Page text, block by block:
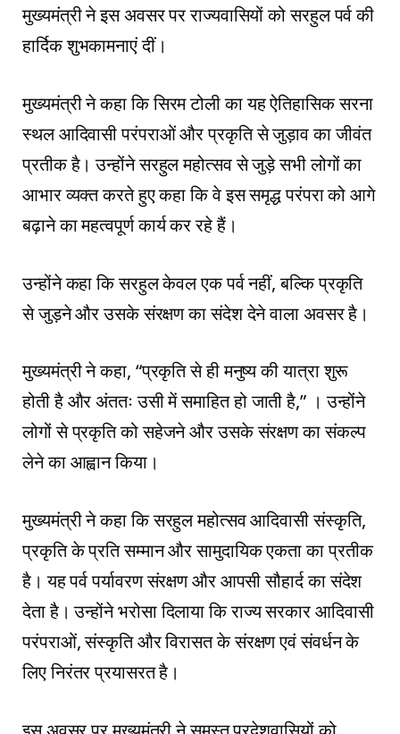
मुख्यमंत्री ने इस अवसर पर राज्यवासियों को सरहुल पर्व की
हार्दिक शुभकामनाएं दीं।
मुख्यमंत्री ने कहा कि सिरम टोली का यह ऐतिहासिक सरना
स्थल आदिवासी परंपराओं और प्रकृति से जुड़ाव का जीवंत
प्रतीक है। उन्होंने सरहुल महोत्सव से जुड़े सभी लोगों का
आभार व्यक्त करते हुए कहा कि वे इस समृद्ध परंपरा को आगे
बढ़ाने का महत्वपूर्ण कार्य कर रहे हैं।
उन्होंने कहा कि सरहुल केवल एक पर्व नहीं, बल्कि प्रकृति
से जुड़ने और उसके संरक्षण का संदेश देने वाला अवसर है।
मुख्यमंत्री ने कहा, “प्रकृति से ही मनुष्य की यात्रा शुरू
होती है और अंततः उसी में समाहित हो जाती है,” । उन्होंने
लोगों से प्रकृति को सहेजने और उसके संरक्षण का संकल्प
लेने का आह्वान किया।
मुख्यमंत्री ने कहा कि सरहुल महोत्सव आदिवासी संस्कृति,
प्रकृति के प्रति सम्मान और सामुदायिक एकता का प्रतीक
है। यह पर्व पर्यावरण संरक्षण और आपसी सौहार्द का संदेश
देता है। उन्होंने भरोसा दिलाया कि राज्य सरकार आदिवासी
परंपराओं, संस्कृति और विरासत के संरक्षण एवं संवर्धन के
लिए निरंतर प्रयासरत है।